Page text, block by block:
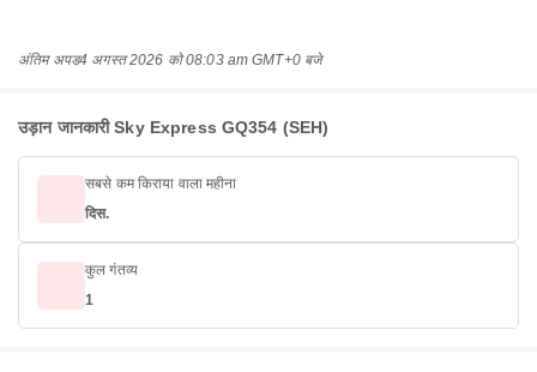
अंतिम अपड4 अगस्त 2026 को 08:03 am GMT+0 बजे
उड़ान जानकारी Sky Express GQ354 (SEH)
सबसे कम किराया वाला महीना
दिस.
कुल गंतव्य
1